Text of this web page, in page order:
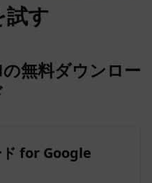
試す
無料ダウンロー
for Google